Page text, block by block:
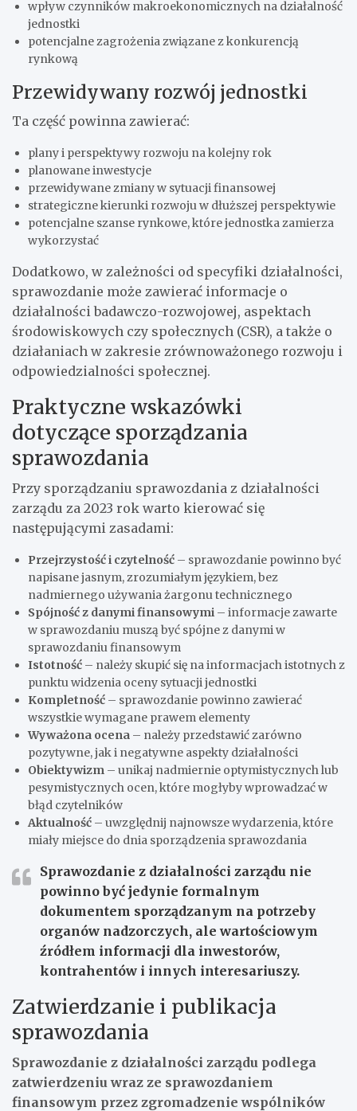
wpływ czynników makroekonomicznych na działalność
jednostki
potencjalne zagrożenia związane z konkurencją
rynkową
Przewidywany rozwój jednostki
Ta część powinna zawierać:
plany i perspektywy rozwoju na kolejny rok
planowane inwestycje
przewidywane zmiany w sytuacji finansowej
strategiczne kierunki rozwoju w dłuższej perspektywie
potencjalne szanse rynkowe, które jednostka zamierza
wykorzystać
Dodatkowo, w zależności od specyfiki działalności,
sprawozdanie może zawierać informacje o
działalności badawczo-rozwojowej, aspektach
środowiskowych czy społecznych (CSR), a także o
działaniach w zakresie zrównoważonego rozwoju i
odpowiedzialności społecznej.
Praktyczne wskazówki
dotyczące sporządzania
sprawozdania
Przy sporządzaniu sprawozdania z działalności
zarządu za 2023 rok warto kierować się
następującymi zasadami:
Przejrzystość i czytelność – sprawozdanie powinno być
napisane jasnym, zrozumiałym językiem, bez
nadmiernego używania żargonu technicznego
Spójność z danymi finansowymi – informacje zawarte
w sprawozdaniu muszą być spójne z danymi w
sprawozdaniu finansowym
Istotność – należy skupić się na informacjach istotnych z
punktu widzenia oceny sytuacji jednostki
Kompletność – sprawozdanie powinno zawierać
wszystkie wymagane prawem elementy
Wyważona ocena – należy przedstawić zarówno
pozytywne, jak i negatywne aspekty działalności
Obiektywizm – unikaj nadmiernie optymistycznych lub
pesymistycznych ocen, które mogłyby wprowadzać w
błąd czytelników
Aktualność – uwzględnij najnowsze wydarzenia, które
miały miejsce do dnia sporządzenia sprawozdania
Sprawozdanie z działalności zarządu nie
powinno być jedynie formalnym
dokumentem sporządzanym na potrzeby
organów nadzorczych, ale wartościowym
źródłem informacji dla inwestorów,
kontrahentów i innych interesariuszy.
Zatwierdzanie i publikacja
sprawozdania
Sprawozdanie z działalności zarządu podlega
zatwierdzeniu wraz ze sprawozdaniem
finansowym przez zgromadzenie wspólników